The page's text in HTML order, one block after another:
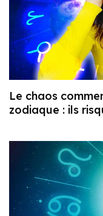
Le chaos
zodiaque : ils